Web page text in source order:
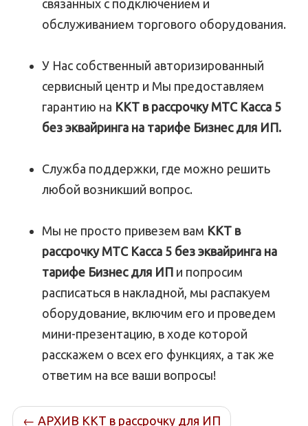
связанных с подключением и
обслуживанием торгового оборудования.
У Нас собственный авторизированный
сервисный центр и Мы предоставляем
гарантию на ККТ в рассрочку МТС Касса 5
без эквайринга на тарифе Бизнес для ИП.
Служба поддержки, где можно решить
любой возникший вопрос.
Мы не просто привезем вам ККТ в
рассрочку МТС Касса 5 без эквайринга на
тарифе Бизнес для ИП и попросим
расписаться в накладной, мы распакуем
оборудование, включим его и проведем
мини-презентацию, в ходе которой
расскажем о всех его функциях, а так же
ответим на все ваши вопросы!
← АРХИВ ККТ в рассрочку для ИП